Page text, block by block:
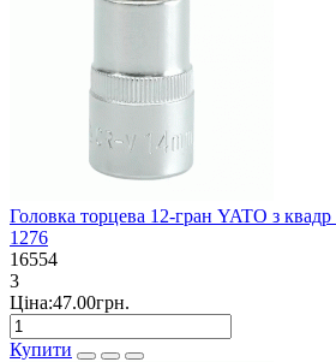
Головка торцева 12-гран YATO з
1276
16554
3
Ціна:47.00грн.
Купити